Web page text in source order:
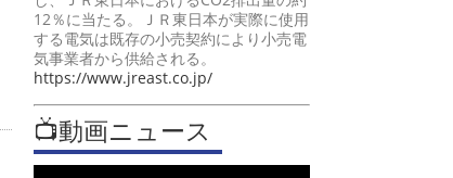
12％に当たる。ＪＲ東日本が実際に使用
する電気は既存の小売契約により小売電
気事業者から供給される。
https://www.jreast.co.jp/
📺動画ニュース